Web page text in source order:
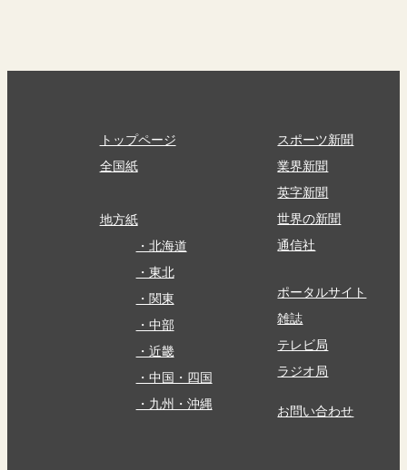
トップページ
全国紙
地方紙
・北海道
・東北
・関東
・中部
・近畿
・中国・四国
・九州・沖縄
スポーツ新聞
業界新聞
英字新聞
世界の新聞
通信社
ポータルサイト
雑誌
テレビ局
ラジオ局
お問い合わせ